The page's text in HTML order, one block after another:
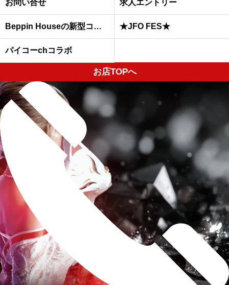
お問い合せ 求人エントリー
Beppin Houseの新型コロナウイルスへの予防対策について ★JFO FES★
パイコーchコラボ
お店TOPへ